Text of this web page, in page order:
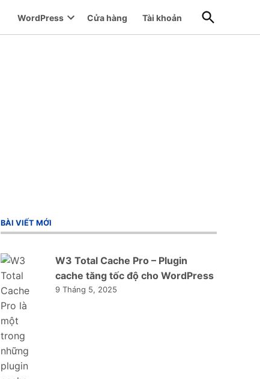
WordPress Cửa hàng Tài khoản
Open
Search
BÀI VIẾT MỚI
W3 Total Cache Pro – Plugin
cache tăng tốc độ cho WordPress
9 Tháng 5, 2025